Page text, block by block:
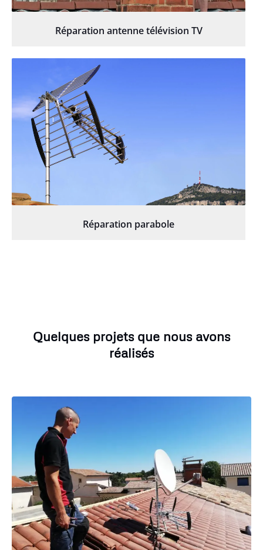
Réparation antenne télévision TV
Réparation parabole
Quelques projets que nous avons
réalisés